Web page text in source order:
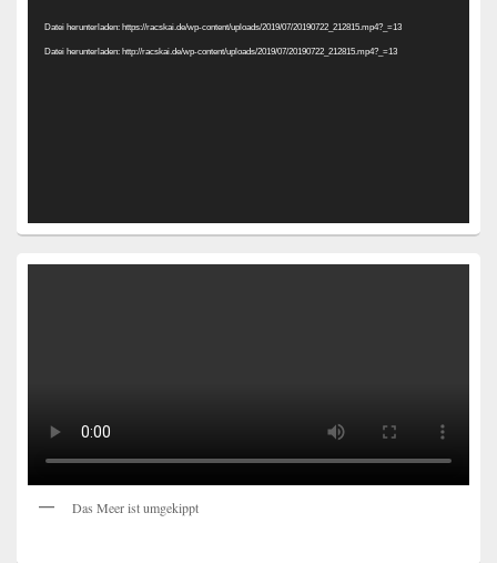
Datei herunterladen: https://racskai.de/wp-content/uploads/2019/07/20190722_212815.mp4?_=13
Datei herunterladen: http://racskai.de/wp-content/uploads/2019/07/20190722_212815.mp4?_=13
Das Meer ist umgekippt